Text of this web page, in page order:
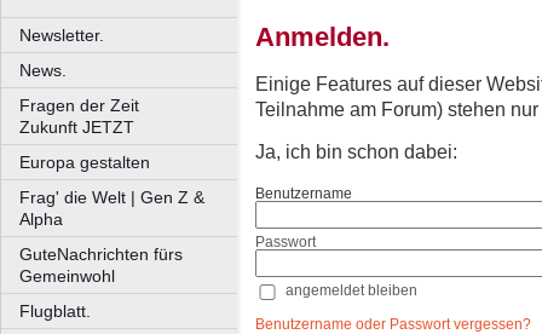
Newsletter.
News.
Fragen der Zeit
Zukunft JETZT
Europa gestalten
Frag' die Welt | Gen Z &
Alpha
GuteNachrichten fürs
Gemeinwohl
Flugblatt.
Anmelden.
Einige Features auf dieser
Teilnahme am Forum) stehen
Ja, ich bin schon dabei:
Benutzername
Passwort
angemeldet bleiben
Benutzername oder Passwort vergessen?